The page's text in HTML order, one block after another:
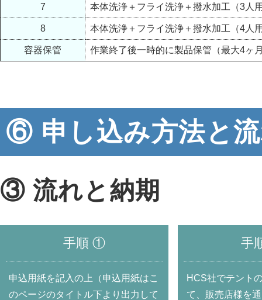
7 本体洗浄＋フライ洗浄＋撥水加工（3人
8 本体洗浄＋フライ洗浄＋撥水加工（4人
容器保管 作業終了後一時的に製品保管（最大4ヶ
⑥ 申し込み方法と
③ 流れと納期
手順 ①
申込用紙を記入の上（申込用紙はこ
のページのタイトル下より出力して
手
HCS社でテント
て、販売店様を